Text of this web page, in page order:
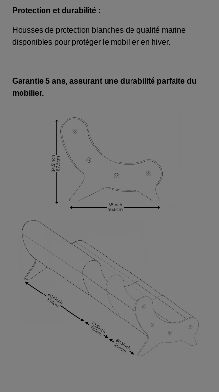
Protection et durabilité :
Housses de protection blanches de qualité marine
disponibles pour protéger le mobilier en hiver.
Garantie 5 ans, assurant une durabilité parfaite du
mobilier.